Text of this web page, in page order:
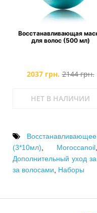
Восстанавливающая
для волос (500 мл)
2037 грн. 2144 грн.
НЕТ В НАЛИЧИИ
(3*10мл)
Moroccanoil
Дополнительный уход
за волосами
Наборы